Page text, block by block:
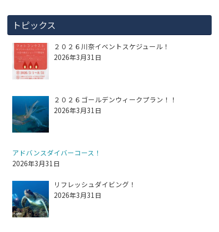
トピックス
２０２６川奈イベントスケジュール！
2026年3月31日
２０２６ゴールデンウィークプラン！！
2026年3月31日
アドバンスダイバーコース！
2026年3月31日
リフレッシュダイビング！
2026年3月31日